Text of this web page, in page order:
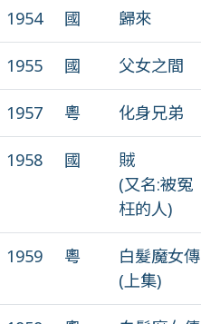
1954 國 歸來
1955 國 父女之間
1957 粵 化身兄弟
1958 國
賊
(又名:被冤
枉的人)
1959 粵
白髮魔女傳
(上集)